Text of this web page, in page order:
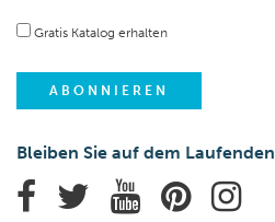
Gratis Katalog erhalten
Bleiben Sie auf dem Laufenden